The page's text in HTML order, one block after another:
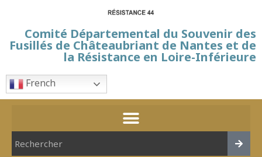
Comité Départemental du Souvenir des
Fusillés de Châteaubriant de Nantes et de
la Résistance en Loire-Inférieure
French